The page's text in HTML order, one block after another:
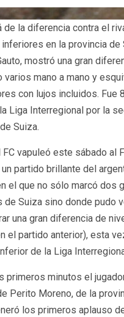
de la diferencia contra el
en la provincia de
mostró una gran
varios mano a mano y
con lujos incluidos. Fue
Liga Interregional por la
Suiza.
FC vapuleó este sábado al
un partido brillante del
el que no sólo marcó dos
de Suiza sino donde pudo
una gran diferencia de
el partido anterior), esta
de la Liga
primeros minutos el
Perito Moreno, de la
los primeros aplauso